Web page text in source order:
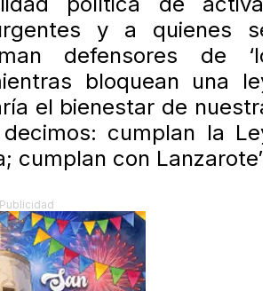
y a quienes
defensores de
bloquean una
el bienestar de
cumplan la
cumplan con
Publicidad